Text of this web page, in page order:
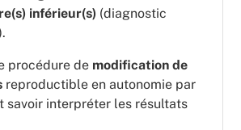
inférieur(s) (diagnostic
procédure de modification de
reproductible en autonomie par
savoir interpréter les résultats